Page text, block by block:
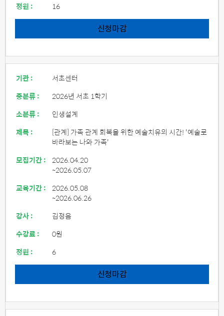
정원 :
16
신청마감
기관 :
서초센터
중분류 :
2026년 서초 1학기
소분류 :
인생설계
제목 :
[관계] 가족 관계 회복을 위한 예술치유의 시간! '예술로
바라보는 나와 가족'
모집기간 : 2026.04.20
~2026.05.07
교육기간 : 2026.05.08
~2026.06.26
강사 :
김정음
수강료 :
0원
정원 :
6
신청마감